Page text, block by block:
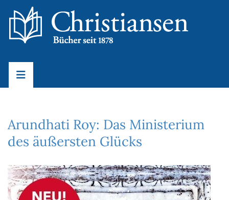
Arundhati Roy: Das Ministerium
des äußersten Glücks